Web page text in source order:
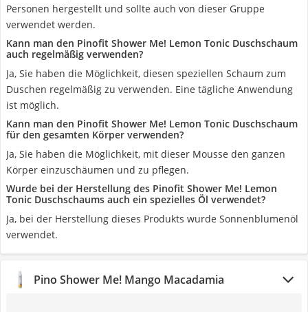
Personen hergestellt und sollte auch von dieser Gruppe
verwendet werden.
Kann man den Pinofit Shower Me! Lemon Tonic Duschschaum
auch regelmäßig verwenden?
Ja, Sie haben die Möglichkeit, diesen speziellen Schaum zum
Duschen regelmäßig zu verwenden. Eine tägliche Anwendung
ist möglich.
Kann man den Pinofit Shower Me! Lemon Tonic Duschschaum
für den gesamten Körper verwenden?
Ja, Sie haben die Möglichkeit, mit dieser Mousse den ganzen
Körper einzuschäumen und zu pflegen.
Wurde bei der Herstellung des Pinofit Shower Me! Lemon
Tonic Duschschaums auch ein spezielles Öl verwendet?
Ja, bei der Herstellung dieses Produkts wurde Sonnenblumenöl
verwendet.
Pino Shower Me! Mango Macadamia